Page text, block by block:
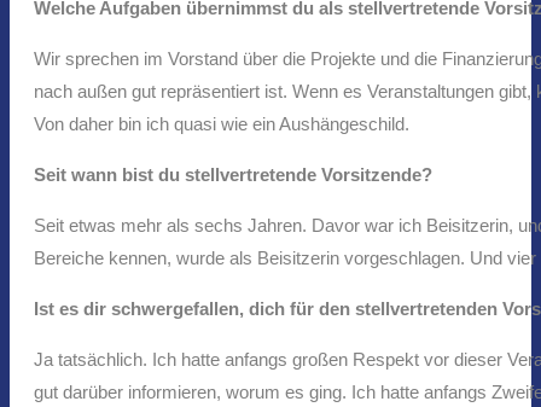
Welche Aufgaben übernimmst du als stellvertretende
Wir sprechen im Vorstand über die Projekte und die
nach außen gut repräsentiert ist. Wenn es Veranstaltungen
Von daher bin ich quasi wie ein Aushängeschild.
Seit wann bist du stellvertretende Vorsitzende?
Seit etwas mehr als sechs Jahren. Davor war ich Beisitzerin,
Bereiche kennen, wurde als Beisitzerin vorgeschlagen. Und
Ist es dir schwergefallen, dich für den stellvertretenden
Ja tatsächlich. Ich hatte anfangs großen Respekt vor dieser
gut darüber informieren, worum es ging. Ich hatte anfangs